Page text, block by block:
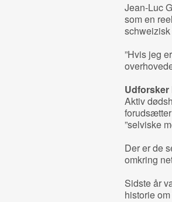
Jean-Luc
som en
”Hvis jeg
Aktiv
”selviske
Der er de
omkring
Sidste år
historie